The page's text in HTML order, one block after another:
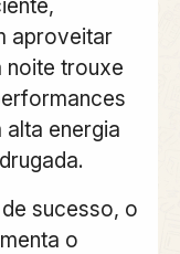
aproveitar
noite trouxe
alta energia
sucesso, o
o